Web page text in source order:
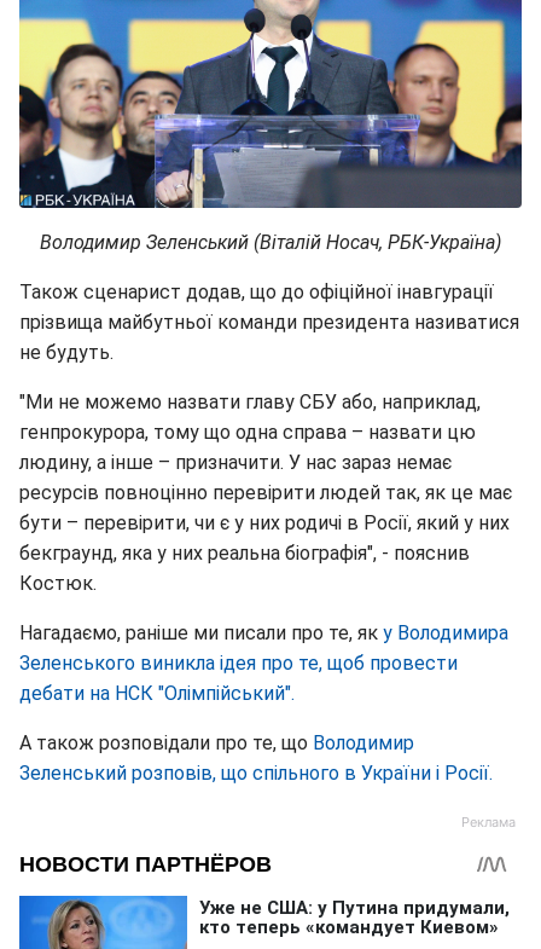
Володимир Зеленський (Віталій Носач, РБК-Україна)
Також сценарист додав, що до офіційної інавгурації
прізвища майбутньої команди президента називатися
не будуть.
"Ми не можемо назвати главу СБУ або, наприклад,
генпрокурора, тому що одна справа – назвати цю
людину, а інше – призначити. У нас зараз немає
ресурсів повноцінно перевірити людей так, як це має
бути – перевірити, чи є у них родичі в Росії, який у них
бекграунд, яка у них реальна біографія", - пояснив
Костюк.
Нагадаємо, раніше ми писали про те, як у Володимира
Зеленського виникла ідея про те, щоб провести
дебати на НСК "Олімпійський".
А також розповідали про те, що Володимир
Зеленський розповів, що спільного в України і Росії.